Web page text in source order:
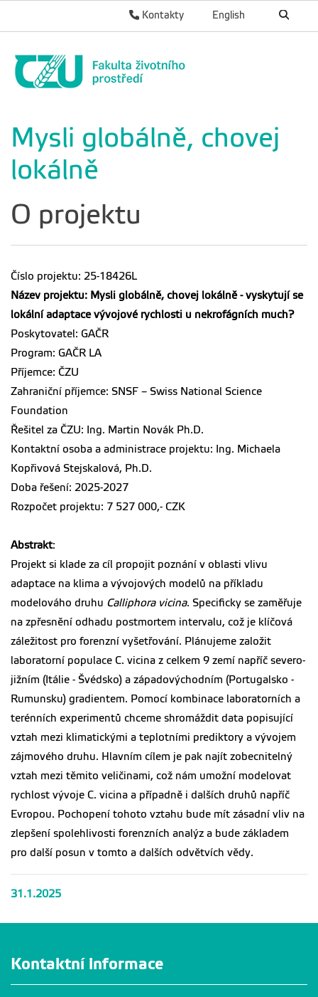
English
Kontakty
Mysli globálně, chovej
lokálně
O projektu
Číslo projektu: 25-18426L
Název projektu: Mysli globálně, chovej lokálně - vyskytují se
lokální adaptace vývojové rychlosti u nekrofágních much?
Poskytovatel: GAČR
Program: GAČR LA
Příjemce: ČZU
Zahraniční příjemce: SNSF – Swiss National Science
Foundation
Řešitel za ČZU: Ing. Martin Novák Ph.D.
Kontaktní osoba a administrace projektu: Ing. Michaela
Kopřivová Stejskalová, Ph.D.
Doba řešení: 2025-2027
Rozpočet projektu: 7 527 000,- CZK
Abstrakt:
Projekt si klade za cíl propojit poznání v oblasti vlivu
adaptace na klima a vývojových modelů na příkladu
modelováho druhu Calliphora vicina. Specificky se zaměřuje
na zpřesnění odhadu postmortem intervalu, což je klíčová
záležitost pro forenzní vyšetřování. Plánujeme založit
laboratorní populace C. vicina z celkem 9 zemí napříč severo-
jižním (Itálie - Švédsko) a západovýchodním (Portugalsko -
Rumunsku) gradientem. Pomocí kombinace laboratorních a
terénních experimentů chceme shromáždit data popisující
vztah mezi klimatickými a teplotními prediktory a vývojem
zájmového druhu. Hlavním cílem je pak najít zobecnitelný
vztah mezi těmito veličinami, což nám umožní modelovat
rychlost vývoje C. vicina a případně i dalších druhů napříč
Evropou. Pochopení tohoto vztahu bude mít zásadní vliv na
zlepšení spolehlivosti forenzních analýz a bude základem
pro další posun v tomto a dalších odvětvích vědy.
31.1.2025
Kontaktní informace